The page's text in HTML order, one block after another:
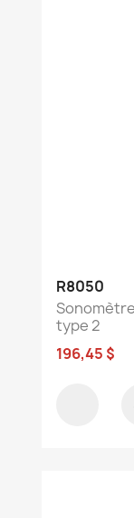
R8050
type 2
196,45 $